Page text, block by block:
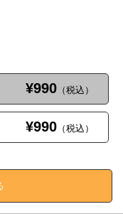
¥990 （税込）
¥990 （税込）